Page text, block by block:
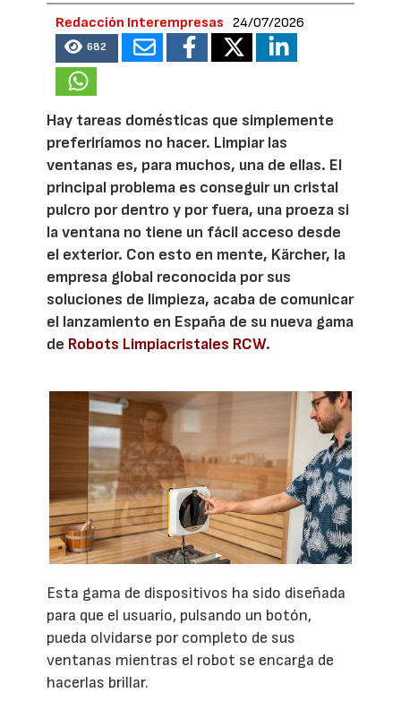
Redacción Interempresas 24/07/2026
682
Hay tareas domésticas que simplemente
preferiríamos no hacer. Limpiar las
ventanas es, para muchos, una de ellas. El
principal problema es conseguir un cristal
pulcro por dentro y por fuera, una proeza si
la ventana no tiene un fácil acceso desde
el exterior. Con esto en mente, Kärcher, la
empresa global reconocida por sus
soluciones de limpieza, acaba de comunicar
el lanzamiento en España de su nueva gama
de Robots Limpiacristales RCW.
Esta gama de dispositivos ha sido diseñada
para que el usuario, pulsando un botón,
pueda olvidarse por completo de sus
ventanas mientras el robot se encarga de
hacerlas brillar.